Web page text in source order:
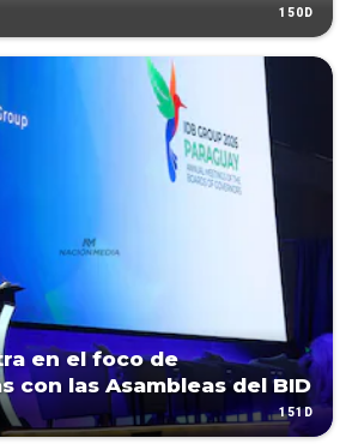
150D
en el foco de
con las Asambleas del BID
151D